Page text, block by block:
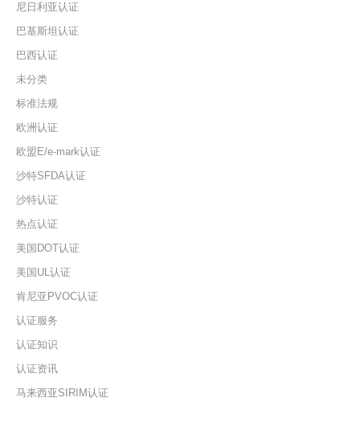
尼日利亚认证
巴基斯坦认证
巴西认证
未分类
标准法规
欧洲认证
欧盟E/e-mark认证
沙特SFDA认证
沙特认证
热点认证
美国DOT认证
美国UL认证
肯尼亚PVOC认证
认证服务
认证知识
认证资讯
马来西亚SIRIM认证